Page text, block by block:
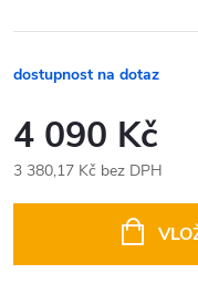
dostupnost na dotaz
4 090 Kč
3 380,17 Kč bez DPH